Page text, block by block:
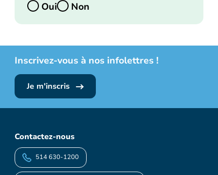
Oui
Non
Inscrivez-vous à nos infolettres !
Je m'inscris
Contactez-nous
514 630-1200